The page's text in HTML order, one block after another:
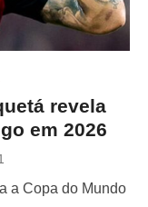
revela
em 2026
a Copa do Mundo